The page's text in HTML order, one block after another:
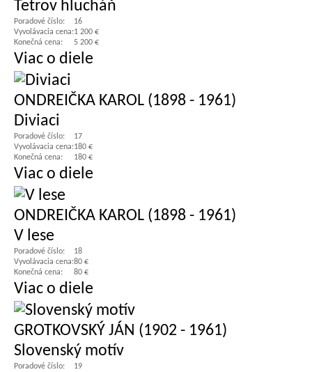
Tetrov hlucháň
Poradové číslo:
16
Vyvolávacia cena:1 200 €
Konečná cena:
5 200 €
Viac o diele
ONDREIČKA KAROL (1898 - 1961)
Diviaci
Poradové číslo:
17
Vyvolávacia cena:180 €
Konečná cena:
180 €
Viac o diele
ONDREIČKA KAROL (1898 - 1961)
V lese
Poradové číslo:
18
Vyvolávacia cena:80 €
Konečná cena:
80 €
Viac o diele
GROTKOVSKÝ JÁN (1902 - 1961)
Slovenský motív
Poradové číslo:
19